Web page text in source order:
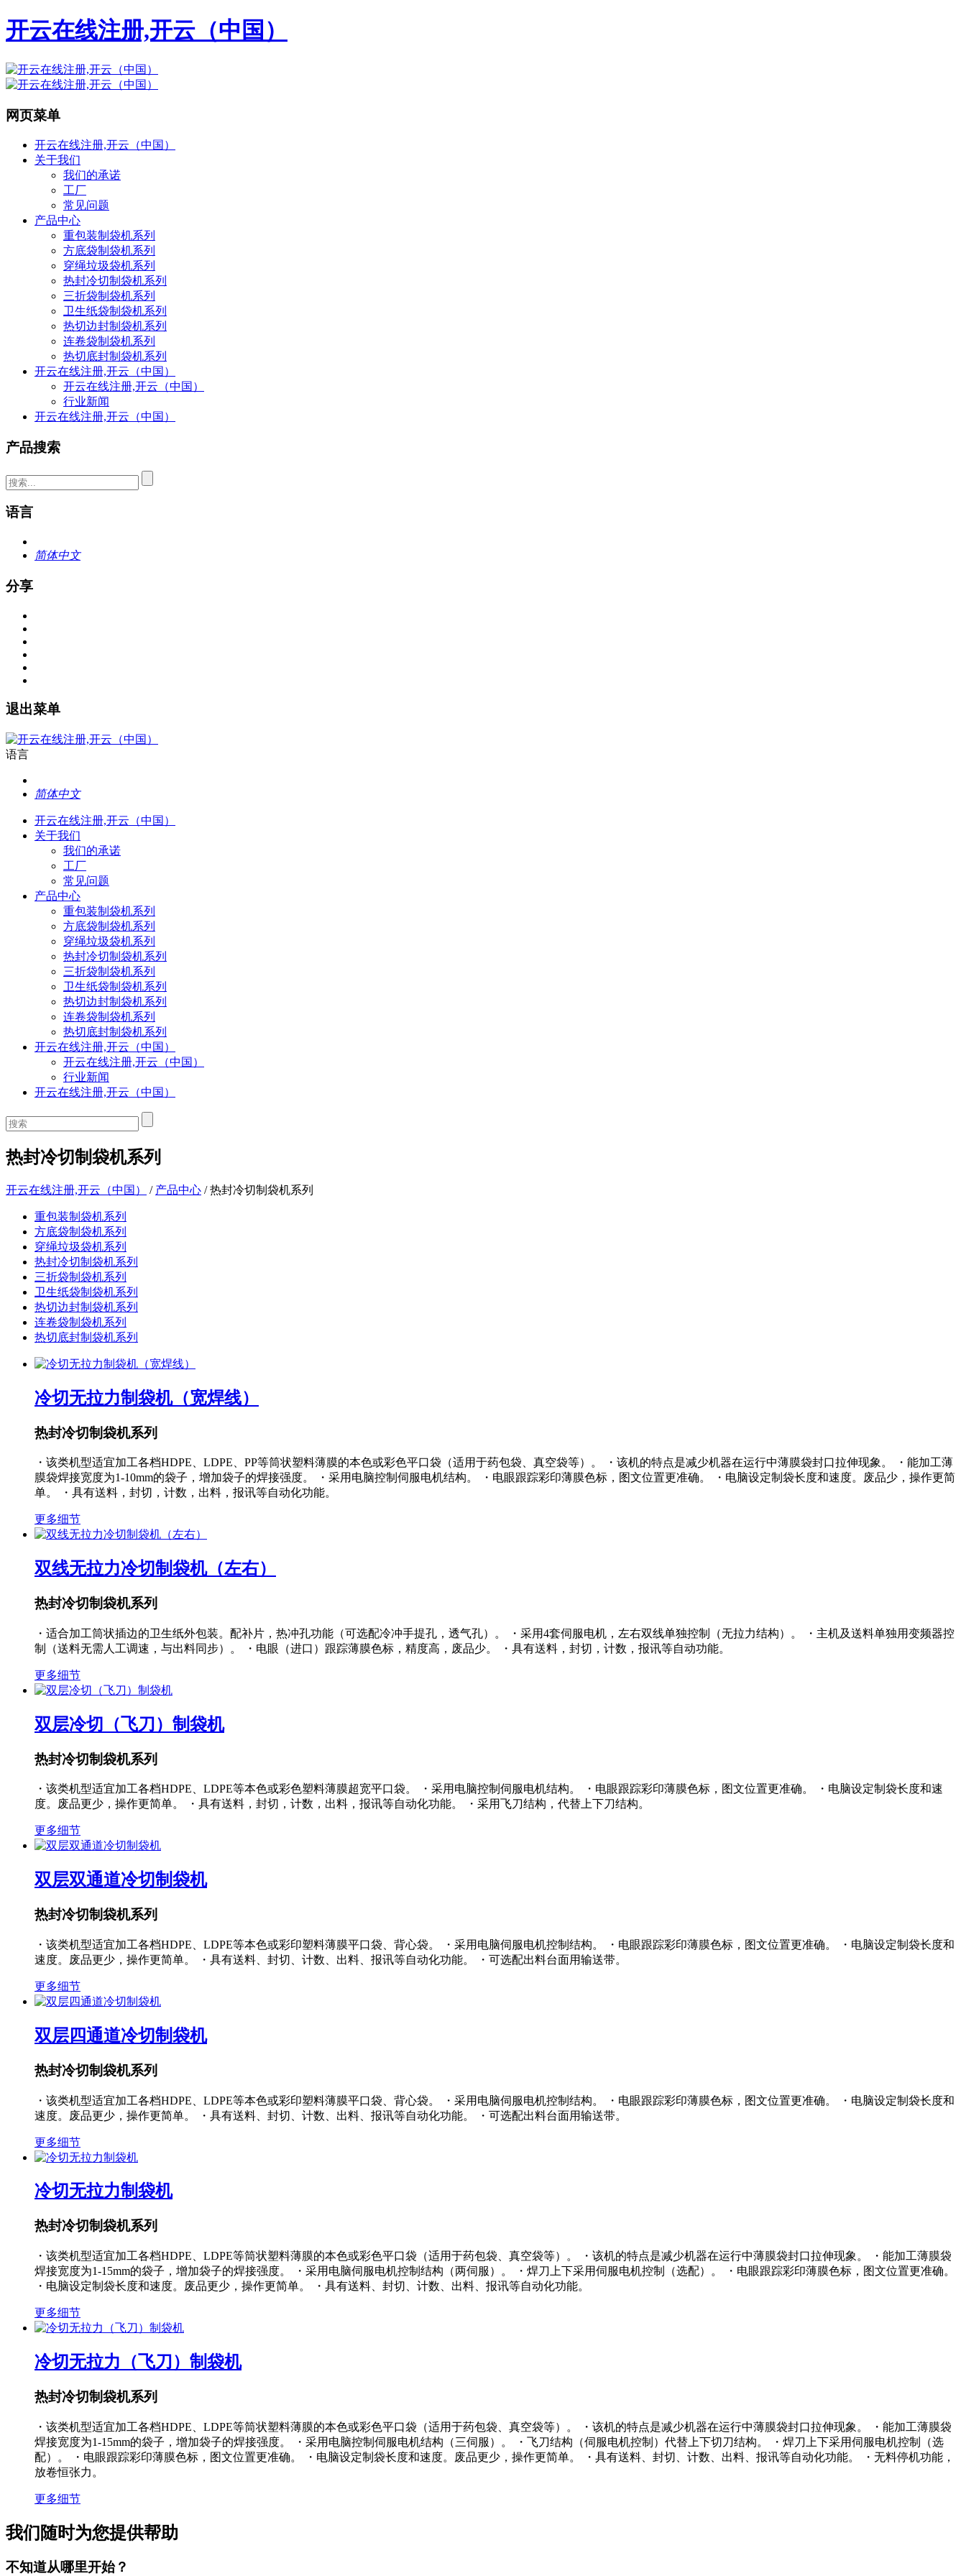
开云在线注册,开云（中国）
网页菜单
开云在线注册,开云（中国）
关于我们
我们的承诺
工厂
常见问题
产品中心
重包装制袋机系列
方底袋制袋机系列
穿绳垃圾袋机系列
热封冷切制袋机系列
三折袋制袋机系列
卫生纸袋制袋机系列
热切边封制袋机系列
连卷袋制袋机系列
热切底封制袋机系列
开云在线注册,开云（中国）
开云在线注册,开云（中国）
行业新闻
开云在线注册,开云（中国）
产品搜索
语言
简体中文
分享
退出菜单
语言
简体中文
开云在线注册,开云（中国）
关于我们
我们的承诺
工厂
常见问题
产品中心
重包装制袋机系列
方底袋制袋机系列
穿绳垃圾袋机系列
热封冷切制袋机系列
三折袋制袋机系列
卫生纸袋制袋机系列
热切边封制袋机系列
连卷袋制袋机系列
热切底封制袋机系列
开云在线注册,开云（中国）
开云在线注册,开云（中国）
行业新闻
开云在线注册,开云（中国）
热封冷切制袋机系列
开云在线注册,开云（中国） / 产品中心 /热封冷切制袋机系列
重包装制袋机系列
方底袋制袋机系列
穿绳垃圾袋机系列
热封冷切制袋机系列
三折袋制袋机系列
卫生纸袋制袋机系列
热切边封制袋机系列
连卷袋制袋机系列
热切底封制袋机系列
冷切无拉力制袋机（宽焊线）
热封冷切制袋机系列
・该类机型适宜加工各档HDPE、LDPE、PP等筒状塑料薄膜的本色或彩色平口袋（适用于药包袋、真空袋等）。 ・该机的特点是减少机器在运行中薄膜袋封口拉伸现象。 ・能加工薄
膜袋焊接宽度为1-10mm的袋子，增加袋子的焊接强度。 ・采用电脑控制伺服电机结构。 ・电眼跟踪彩印薄膜色标，图文位置更准确。 ・电脑设定制袋长度和速度。废品少，操作更简
单。 ・具有送料，封切，计数，出料，报讯等自动化功能。
更多细节
双线无拉力冷切制袋机（左右）
热封冷切制袋机系列
・适合加工筒状插边的卫生纸外包装。配补片，热冲孔功能（可选配冷冲手提孔，透气孔）。 ・采用4套伺服电机，左右双线单独控制（无拉力结构）。 ・主机及送料单独用变频器控
制（送料无需人工调速，与出料同步）。 ・电眼（进口）跟踪薄膜色标，精度高，废品少。 ・具有送料，封切，计数，报讯等自动功能。
更多细节
双层冷切（飞刀）制袋机
热封冷切制袋机系列
・该类机型适宜加工各档HDPE、LDPE等本色或彩色塑料薄膜超宽平口袋。 ・采用电脑控制伺服电机结构。 ・电眼跟踪彩印薄膜色标，图文位置更准确。 ・电脑设定制袋长度和速
度。废品更少，操作更简单。 ・具有送料，封切，计数，出料，报讯等自动化功能。 ・采用飞刀结构，代替上下刀结构。
更多细节
双层双通道冷切制袋机
热封冷切制袋机系列
・该类机型适宜加工各档HDPE、LDPE等本色或彩印塑料薄膜平口袋、背心袋。 ・采用电脑伺服电机控制结构。 ・电眼跟踪彩印薄膜色标，图文位置更准确。 ・电脑设定制袋长度和
速度。废品更少，操作更简单。 ・具有送料、封切、计数、出料、报讯等自动化功能。 ・可选配出料台面用输送带。
更多细节
双层四通道冷切制袋机
热封冷切制袋机系列
・该类机型适宜加工各档HDPE、LDPE等本色或彩印塑料薄膜平口袋、背心袋。 ・采用电脑伺服电机控制结构。 ・电眼跟踪彩印薄膜色标，图文位置更准确。 ・电脑设定制袋长度和
速度。废品更少，操作更简单。 ・具有送料、封切、计数、出料、报讯等自动化功能。 ・可选配出料台面用输送带。
更多细节
冷切无拉力制袋机
热封冷切制袋机系列
・该类机型适宜加工各档HDPE、LDPE等筒状塑料薄膜的本色或彩色平口袋（适用于药包袋、真空袋等）。 ・该机的特点是减少机器在运行中薄膜袋封口拉伸现象。 ・能加工薄膜袋
焊接宽度为1-15mm的袋子，增加袋子的焊接强度。 ・采用电脑伺服电机控制结构（两伺服）。 ・焊刀上下采用伺服电机控制（选配）。 ・电眼跟踪彩印薄膜色标，图文位置更准确。
・电脑设定制袋长度和速度。废品更少，操作更简单。 ・具有送料、封切、计数、出料、报讯等自动化功能。
更多细节
冷切无拉力（飞刀）制袋机
热封冷切制袋机系列
・该类机型适宜加工各档HDPE、LDPE等筒状塑料薄膜的本色或彩色平口袋（适用于药包袋、真空袋等）。 ・该机的特点是减少机器在运行中薄膜袋封口拉伸现象。 ・能加工薄膜袋
焊接宽度为1-15mm的袋子，增加袋子的焊接强度。 ・采用电脑控制伺服电机结构（三伺服）。 ・飞刀结构（伺服电机控制）代替上下切刀结构。 ・焊刀上下采用伺服电机控制（选
配）。 ・电眼跟踪彩印薄膜色标，图文位置更准确。 ・电脑设定制袋长度和速度。废品更少，操作更简单。 ・具有送料、封切、计数、出料、报讯等自动化功能。 ・无料停机功能，
放卷恒张力。
更多细节
我们随时为您提供帮助
不知道从哪里开始？